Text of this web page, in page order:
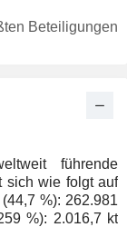
0.01%
Beteiligungen
führende
sich wie folgt auf